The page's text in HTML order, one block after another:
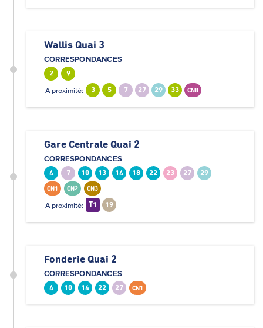
Wallis Quai 3
CORRESPONDANCES
2 9
A proximité: 3 5 7 27 29 33 CN8
Gare Centrale Quai 2
CORRESPONDANCES
4 7 10 13 14 18 22 23 27 29
CN1 CN2 CN3
A proximité: T1 19
Fonderie Quai 2
CORRESPONDANCES
4 10 14 22 27 CN1